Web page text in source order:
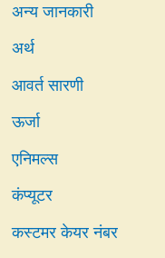
अन्य जानकारी
अर्थ
आवर्त सारणी
ऊर्जा
एनिमल्स
कंप्यूटर
कस्टमर केयर नंबर